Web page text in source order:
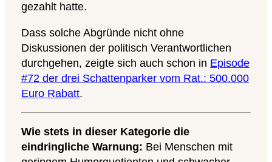
gezahlt hatte.
Dass solche Abgründe nicht ohne
Diskussionen der politisch Verantwortlichen
durchgehen, zeigte sich auch schon in Episode
#72 der drei Schattenparker vom Rat.: 500.000
Euro Rabatt.
Wie stets in dieser Kategorie die
eindringliche Warnung: Bei Menschen mit